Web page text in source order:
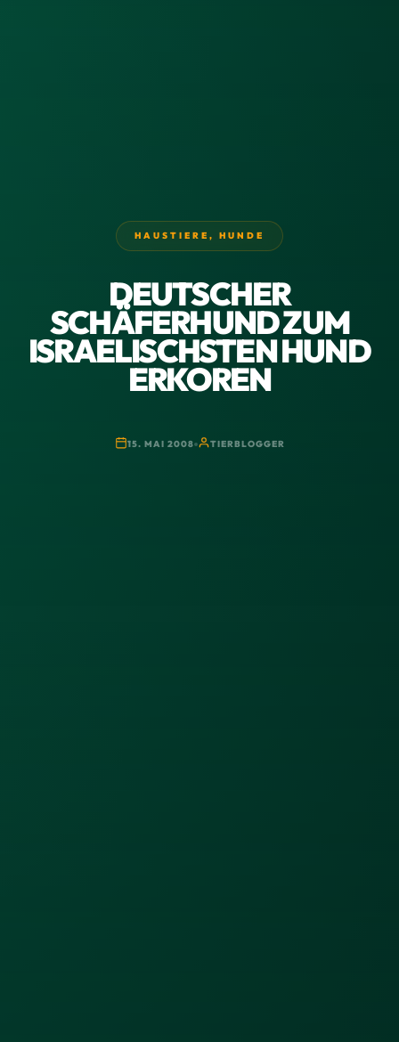
HAUSTIERE , HUNDE
DEUTSCHER
SCHÄFERHUND ZUM
ISRAELISCHSTEN HUND
ERKOREN
15. MAI 2008 TIERBLOGGER